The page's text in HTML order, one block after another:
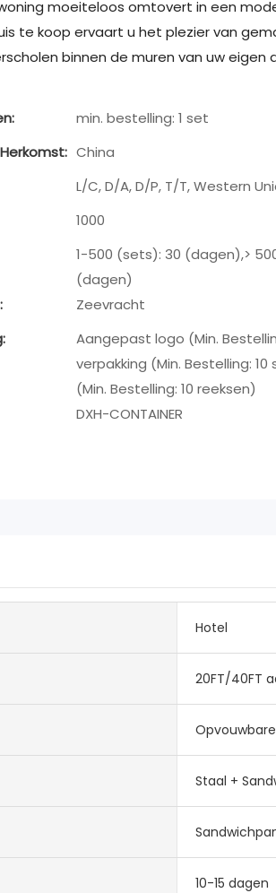
moeiteloos omtovert in een
te koop ervaart u het plezier van
binnen de muren van uw eigen
min. bestelling: 1 set
China
L/C, D/A, D/P, T/T, Western
1000
1-500 (sets): 30 (dagen),>
(dagen)
Zeevracht
Aangepast logo (Min.
verpakking (Min. Bestelling:
(Min. Bestelling: 10 reeksen)
DXH-CONTAINER
Hotel
20FT/40FT
Staal +
10-15 dagen